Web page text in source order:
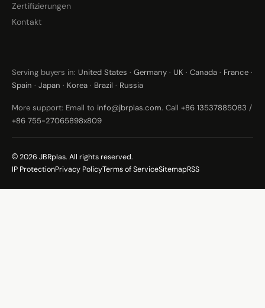
Zertifizierungen
Kontakt
Serving buyers in: United States · Germany · UK · Canada · France ·
Spain · Japan · Korea · Brazil · Russia
More support: Email to info@jbrplas.com. Call +86 13537885083 /
+86 755-27065898x809
© 2026 JBRplas. All rights reserved.
IP ProtectionPrivacy PolicyTerms of ServiceSitemapRSS